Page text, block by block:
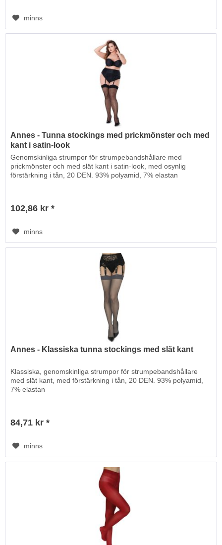
minns
Annes - Tunna stockings med prickmönster och med
kant i satin-look
Genomskinliga strumpor för strumpebandshållare med
prickmönster och med slät kant i satin-look, med osynlig
förstärkning i tån, 20 DEN. 93% polyamid, 7% elastan
102,86 kr *
minns
Annes - Klassiska tunna stockings med slät kant
Klassiska, genomskinliga strumpor för strumpebandshållare
med slät kant, med förstärkning i tån, 20 DEN. 93% polyamid,
7% elastan
84,71 kr *
minns